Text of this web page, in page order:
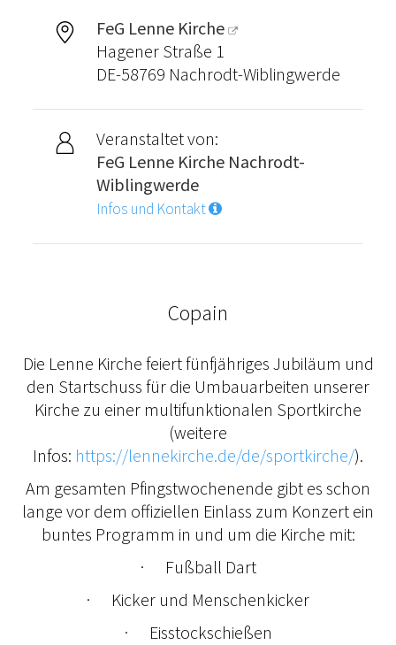
FeG Lenne Kirche
Hagener Straße 1
DE-58769 Nachrodt-Wiblingwerde
Veranstaltet von:
FeG Lenne Kirche Nachrodt-
Wiblingwerde
Infos und Kontakt
Copain
Die Lenne Kirche feiert fünfjähriges Jubiläum und
den Startschuss für die Umbauarbeiten unserer
Kirche zu einer multifunktionalen Sportkirche
(weitere
Infos: https://lennekirche.de/de/sportkirche/).
Am gesamten Pfingstwochenende gibt es schon
lange vor dem offiziellen Einlass zum Konzert ein
buntes Programm in und um die Kirche mit:
· Fußball Dart
· Kicker und Menschenkicker
· Eisstockschießen